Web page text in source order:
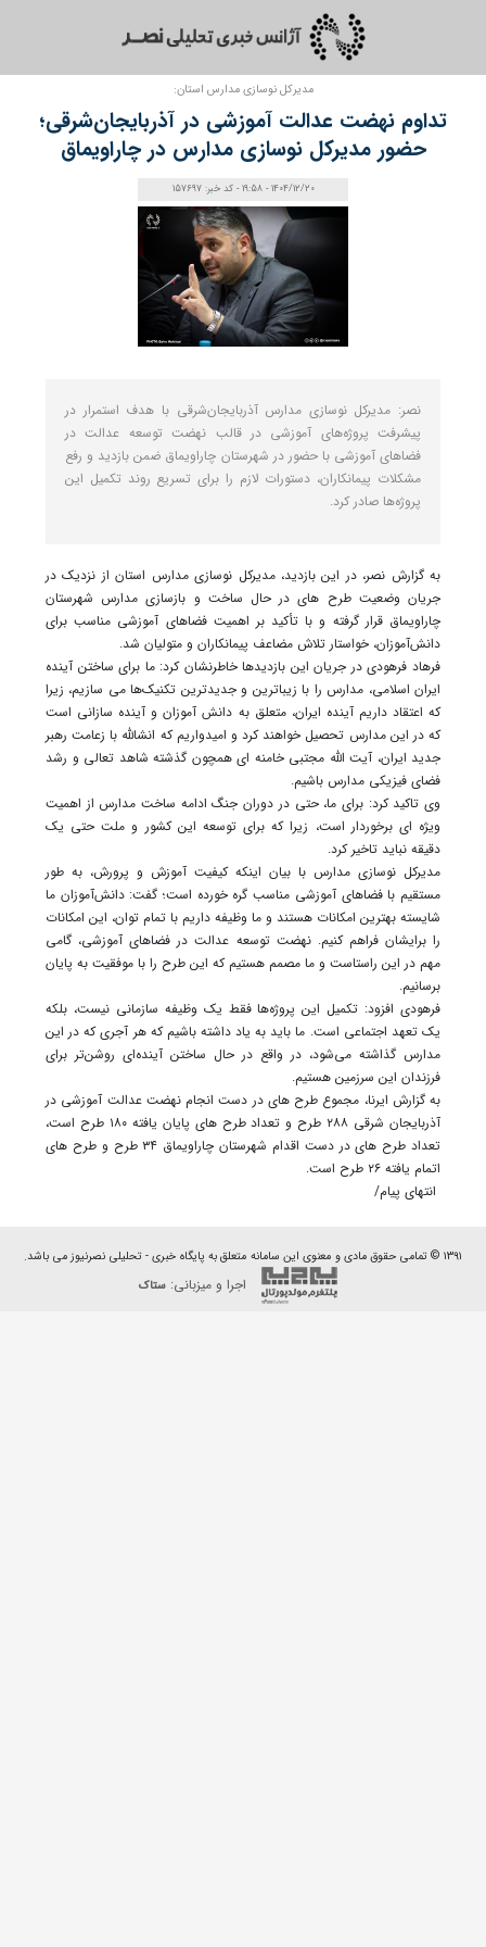
مدیرکل نوسازی مدارس استان:
تداوم نهضت عدالت آموزشی در آذربایجان‌شرقی؛
حضور مدیرکل نوسازی مدارس در چاراویماق
1404/12/20 - 19:58 - کد خبر: 157697
نصر: مدیرکل نوسازی مدارس آذربایجان‌شرقی با هدف استمرار در
پیشرفت پروژه‌های آموزشی در قالب نهضت توسعه عدالت در
فضاهای آموزشی با حضور در شهرستان چاراویماق ضمن بازدید و رفع
مشکلات پیمانکاران، دستورات لازم را برای تسریع روند تکمیل این
پروژه‌ها صادر کرد.
به گزارش نصر، در این بازدید، مدیرکل نوسازی مدارس استان از نزدیک در
جریان وضعیت طرح های در حال ساخت و بازسازی مدارس شهرستان
چاراویماق قرار گرفته و با تأکید بر اهمیت فضاهای آموزشی مناسب برای
دانش‌آموزان، خواستار تلاش مضاعف پیمانکاران و متولیان شد.
فرهاد فرهودی در جریان این بازدیدها خاطرنشان کرد: ما برای ساختن آینده
ایران اسلامی، مدارس را با زیباترین و جدیدترین تکنیک‌ها می سازیم، زیرا
که اعتقاد داریم آینده ایران، متعلق به دانش آموزان و آینده سازانی است
که در این مدارس تحصیل خواهند کرد و امیدواریم که انشالله با زعامت رهبر
جدید ایران، آیت الله مجتبی خامنه ای همچون گذشته شاهد تعالی و رشد
فضای فیزیکی مدارس باشیم.
وی تاکید کرد: برای ما، حتی در دوران جنگ ادامه ساخت مدارس از اهمیت
ویژه ای برخوردار است، زیرا که برای توسعه این کشور و ملت حتی یک
دقیقه نباید تاخیر کرد.
مدیرکل نوسازی مدارس با بیان اینکه کیفیت آموزش و پرورش، به طور
مستقیم با فضاهای آموزشی مناسب گره خورده است؛ گفت: دانش‌آموزان ما
شایسته بهترین امکانات هستند و ما وظیفه داریم با تمام توان، این امکانات
را برایشان فراهم کنیم. نهضت توسعه عدالت در فضاهای آموزشی، گامی
مهم در این راستاست و ما مصمم هستیم که این طرح را با موفقیت به پایان
برسانیم.
فرهودی افزود: تکمیل این پروژه‌ها فقط یک وظیفه سازمانی نیست، بلکه
یک تعهد اجتماعی است. ما باید به یاد داشته باشیم که هر آجری که در این
مدارس گذاشته می‌شود، در واقع در حال ساختن آینده‌ای روشن‌تر برای
فرزندان این سرزمین هستیم.
به گزارش ایرنا، مجموع طرح های در دست انجام نهضت عدالت آموزشی در
آذربایجان شرقی ۲۸۸ طرح و تعداد طرح های پایان یافته ۱۸۰ طرح است،
تعداد طرح های در دست اقدام شهرستان چاراویماق ۳۴ طرح و طرح های
اتمام یافته ۲۶ طرح است.
انتهای پیام/
۱۳۹۱ © تمامی حقوق مادی و معنوی این سامانه متعلق به پایگاه خبری - تحلیلی نصرنیوز می باشد.
اجرا و میزبانی:ستاک